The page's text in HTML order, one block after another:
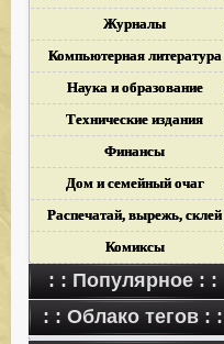
Журналы
Компьютерная литература
Наука и образование
Технические издания
Финансы
Дом и семейный очаг
Распечатай, вырежь, склей
Комиксы
: : Популярное : :
: : Облако тегов : :